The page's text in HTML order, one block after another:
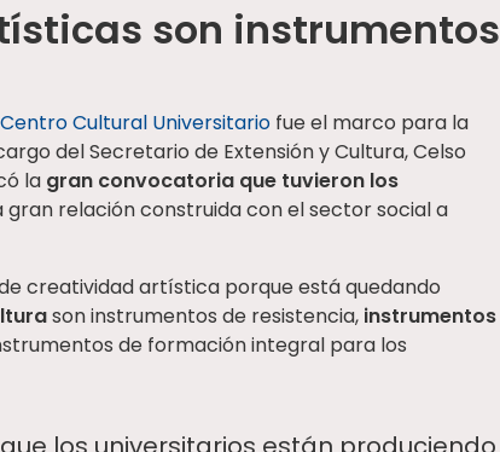
son instrumentos
Cultural Universitario fue el marco para la
del Secretario de Extensión y Cultura, Celso
la gran convocatoria que tuvieron los
gran relación construida con el sector social a
creatividad artística porque está quedando
son instrumentos de resistencia, instrumentos
de formación integral para los